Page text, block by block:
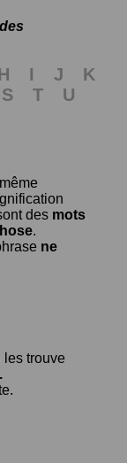
I J
K
S T
U
des mots
.
ne
les trouve